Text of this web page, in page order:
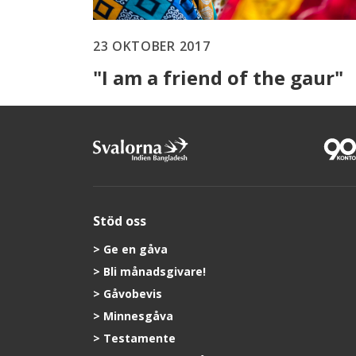
23 OKTOBER 2017
"I am a friend of the gaur"
Stöd oss
Ge en gåva
Bli månadsgivare!
Gåvobevis
Minnesgåva
Testamente